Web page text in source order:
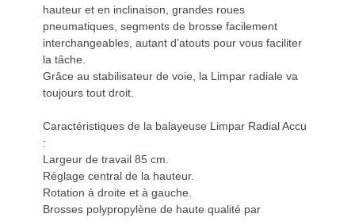
hauteur et en inclinaison, grandes roues
pneumatiques, segments de brosse facilement
interchangeables, autant d’atouts pour vous faciliter
la tâche.
Grâce au stabilisateur de voie, la Limpar radiale va
toujours tout droit.
Caractéristiques de la balayeuse Limpar Radial Accu
:
Largeur de travail 85 cm.
Réglage central de la hauteur.
Rotation à droite et à gauche.
Brosses polypropylène de haute qualité par